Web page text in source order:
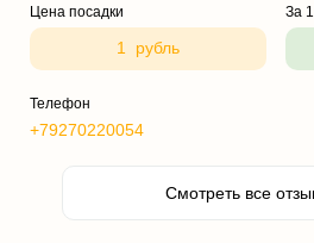
Цена посадки
1 рубль
За
Телефон
+79270220054
Смотреть все